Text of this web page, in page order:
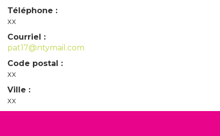
Téléphone :
xx
Courriel :
pat17@ntymail.com
Code postal :
xx
Ville :
xx